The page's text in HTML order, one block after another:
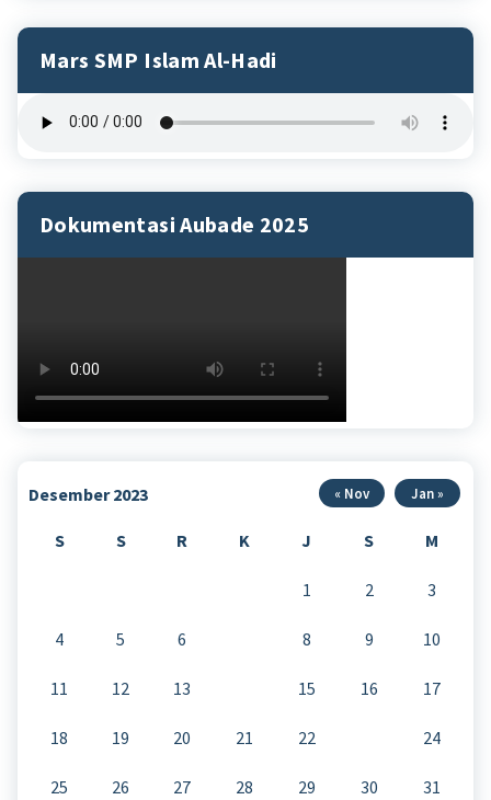
Mars SMP Islam Al-Hadi
Dokumentasi Aubade 2025
Desember 2023
S S R K J S M
1 2 3
4 5 6 8 9 10
11 12 13 15 16 17
18 19 20 21 22 24
25 26 27 28 29 30 31
« Nov Jan »